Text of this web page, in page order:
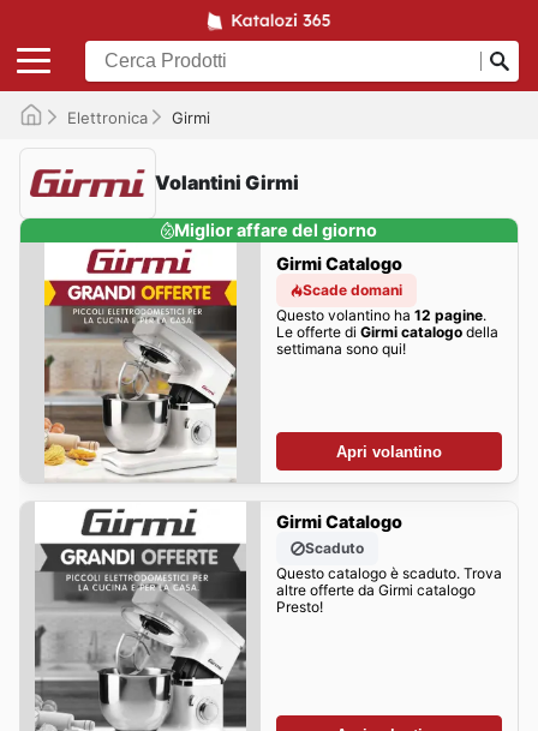
Elettronica Girmi
Volantini Girmi
Miglior affare del giorno
Girmi Catalogo
Scade domani
Questo volantino ha 12 pagine.
Le offerte di Girmi catalogodella
settimana sono qui!
Apri volantino
Girmi Catalogo
Scaduto
Questo catalogo è scaduto. Trova
altre offerte da Girmi catalogo
Presto!